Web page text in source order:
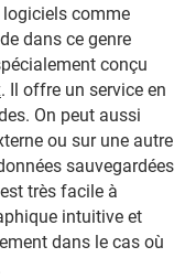
comme
dans ce genre
conçu
. Il offre un service en
On peut aussi
ou sur une autre
sauvegardées
très facile à
intuitive et
dans le cas où